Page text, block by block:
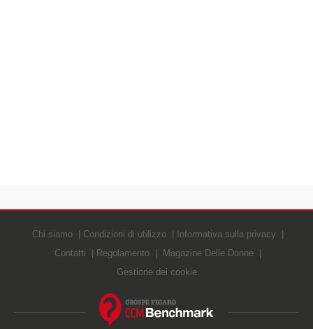
Chi siamo Condizioni di utilizzo
Informativa sulla privacy
Contatti
Regolamento
Magazine Delle Donne
Gestione dei cookie